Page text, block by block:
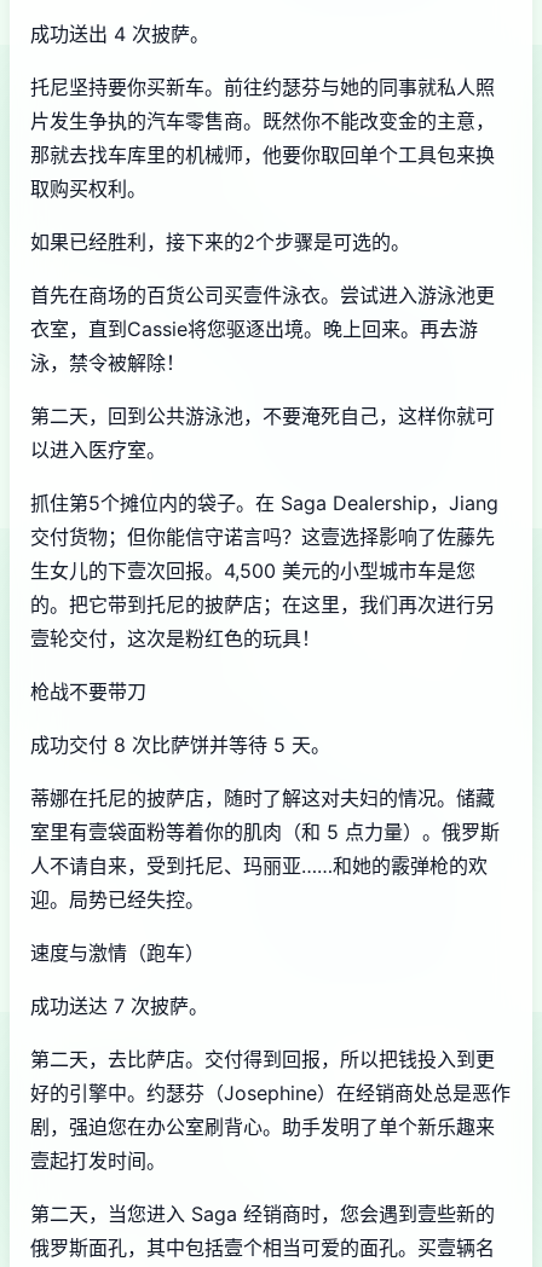
成功送出 4 次披萨。
托尼坚持要你买新车。前往约瑟芬与她的同事就私人照
片发生争执的汽车零售商。既然你不能改变金的主意，
那就去找车库里的机械师，他要你取回单个工具包来换
取购买权利。
如果已经胜利，接下来的2个步骤是可选的。
首先在商场的百货公司买壹件泳衣。尝试进入游泳池更
衣室，直到Cassie将您驱逐出境。晚上回来。再去游
泳，禁令被解除！
第二天，回到公共游泳池，不要淹死自己，这样你就可
以进入医疗室。
抓住第5个摊位内的袋子。在 Saga Dealership，Jiang
交付货物；但你能信守诺言吗？这壹选择影响了佐藤先
生女儿的下壹次回报。4,500 美元的小型城市车是您
的。把它带到托尼的披萨店；在这里，我们再次进行另
壹轮交付，这次是粉红色的玩具！
枪战不要带刀
成功交付 8 次比萨饼并等待 5 天。
蒂娜在托尼的披萨店，随时了解这对夫妇的情况。储藏
室里有壹袋面粉等着你的肌肉（和 5 点力量）。俄罗斯
人不请自来，受到托尼、玛丽亚……和她的霰弹枪的欢
迎。局势已经失控。
速度与激情（跑车）
成功送达 7 次披萨。
第二天，去比萨店。交付得到回报，所以把钱投入到更
好的引擎中。约瑟芬（Josephine）在经销商处总是恶作
剧，强迫您在办公室刷背心。助手发明了单个新乐趣来
壹起打发时间。
第二天，当您进入 Saga 经销商时，您会遇到壹些新的
俄罗斯面孔，其中包括壹个相当可爱的面孔。买壹辆名